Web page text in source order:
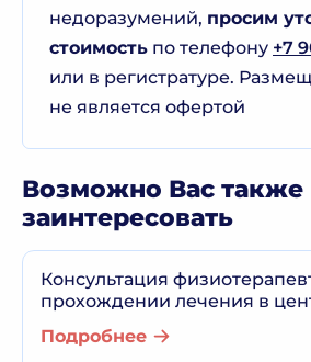
недоразумений, просим
стоимость по телефону +7
или в регистратуре.
не является офертой
Возможно Вас
заинтересовать
Консультация
прохождении лечения в
Подробнее